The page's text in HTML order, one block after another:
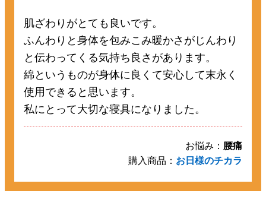
肌ざわりがとても良いです。
ふんわりと身体を包みこみ暖かさがじんわり
と伝わってくる気持ち良さがあります。
綿というものが身体に良くて安心して末永く
使用できると思います。
私にとって大切な寝具になりました。
お悩み： 腰痛
購入商品： お日様のチカラ